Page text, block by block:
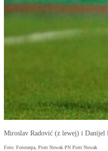
Miroslav Radović (z lewej) i Danijel
Foto: Fotorzepa, Piotr Nowak PN Piotr Nowak